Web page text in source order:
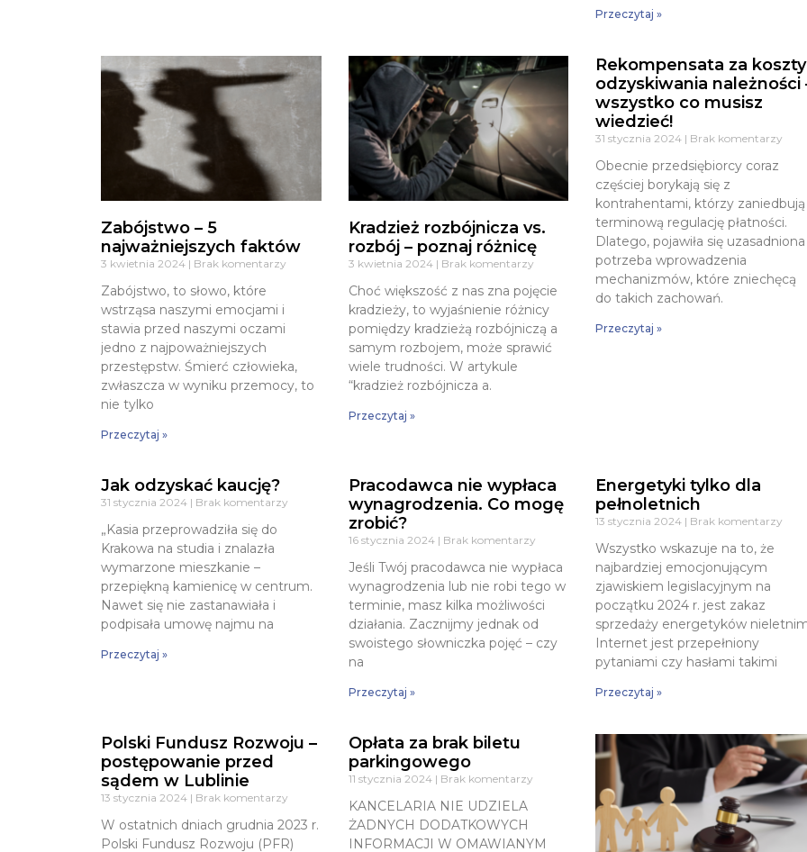
Przeczytaj »
Zabójstwo – 5
najważniejszych faktów
3 kwietnia 2024 Brak komentarzy
Zabójstwo, to słowo, które
wstrząsa naszymi emocjami i
stawia przed naszymi oczami
jedno z najpoważniejszych
przestępstw. Śmierć człowieka,
zwłaszcza w wyniku przemocy, to
nie tylko
Przeczytaj »
Kradzież rozbójnicza vs.
rozbój – poznaj różnicę
3 kwietnia 2024 Brak komentarzy
Choć większość z nas zna pojęcie
kradzieży, to wyjaśnienie różnicy
pomiędzy kradzieżą rozbójniczą a
samym rozbojem, może sprawić
wiele trudności. W artykule
“kradzież rozbójnicza a.
Przeczytaj »
Rekompensata za koszty
odzyskiwania należności
wszystko co musisz
wiedzieć!
31 stycznia 2024 Brak komentarzy
Obecnie przedsiębiorcy coraz
częściej borykają się z
kontrahentami, którzy zaniedbują
terminową regulację płatności.
Dlatego, pojawiła się uzasadniona
potrzeba wprowadzenia
mechanizmów, które zniechęcą
do takich zachowań.
Przeczytaj »
Jak odzyskać kaucję?
31 stycznia 2024 Brak komentarzy
„Kasia przeprowadziła się do
Krakowa na studia i znalazła
wymarzone mieszkanie –
przepiękną kamienicę w centrum.
Nawet się nie zastanawiała i
podpisała umowę najmu na
Przeczytaj »
Pracodawca nie wypłaca
wynagrodzenia. Co mogę
zrobić?
16 stycznia 2024 Brak komentarzy
Jeśli Twój pracodawca nie wypłaca
wynagrodzenia lub nie robi tego w
terminie, masz kilka możliwości
działania. Zacznijmy jednak od
swoistego słowniczka pojęć – czy
na
Przeczytaj »
Energetyki tylko dla
pełnoletnich
13 stycznia 2024 Brak komentarzy
Wszystko wskazuje na to, że
najbardziej emocjonującym
zjawiskiem legislacyjnym na
początku 2024 r. jest zakaz
sprzedaży energetyków
Internet jest przepełniony
pytaniami czy hasłami takimi
Przeczytaj »
Polski Fundusz Rozwoju –
postępowanie przed
sądem w Lublinie
13 stycznia 2024 Brak komentarzy
W ostatnich dniach grudnia 2023 r.
Polski Fundusz Rozwoju (PFR)
Opłata za brak biletu
parkingowego
11 stycznia 2024 Brak komentarzy
KANCELARIA NIE UDZIELA
ŻADNYCH DODATKOWYCH
INFORMACJI W OMAWIANYM